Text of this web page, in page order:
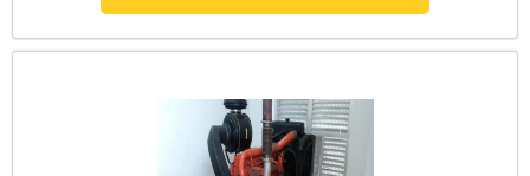
visando sempre a qualidade final para obter a fidelização
do cliente. Focando na qualidade sobre conserto de
importantes que ficam de fora no planejamento de
organizações que não trabalham com seriedade e